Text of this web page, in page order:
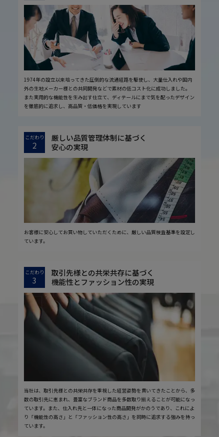
1974年の設立以来培ってきた圧倒的な流通経路を駆使し、大量仕入れや国内
外の生地メーカー様との共同開発などで素材の低コスト化に成功しました。
また実用的な機能性を生み出す仕立て、ディテールにまで気を配ったデザイン
を徹底的に追求し、高品質・低価格を実現しています
こだわり
2
厳しい品質管理体制に基づく
安心の実現
お客様に安心してお買い物していただくために、厳しい品質検査基準を設定し
ています。
こだわり
3
取引先様との共栄共存に基づく
機能性とファッション性の実現
当社は、取引先様との共栄共存を重視した経営姿勢を貫いてきたことから、多
数の取引先に恵まれ、豊富なブランド商品を多数取り揃えることが可能になっ
ています。また、仕入れ先と一体になった商品開発がかのうであり、これによ
り「機能性の高さ」と「ファッション性の高さ」を同時に追求する強みを持っ
ています。